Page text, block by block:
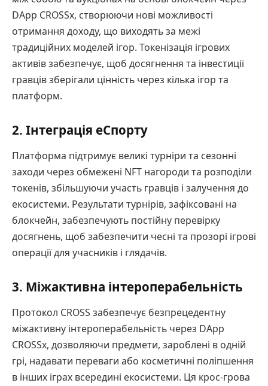
DApp CROSSx, створюючи нові можливості
отримання доходу, що виходять за межі
традиційних моделей ігор. Токенізація ігрових
активів забезпечує, щоб досягнення та інвестиції
гравців зберігали цінність через кілька ігор та
платформ.
2. Інтеграція еСпорту
Платформа підтримує великі турніри та сезонні
заходи через обмежені NFT нагороди та розподіли
токенів, збільшуючи участь гравців і залучення до
екосистеми. Результати турнірів, зафіксовані на
блокчейн, забезпечують постійну перевірку
досягнень, щоб забезпечити чесні та прозорі ігрові
операції для учасників і глядачів.
3. Міжактивна інтероперабельність
Протокол CROSS забезпечує безпрецедентну
міжактивну інтероперабельність через DApp
CROSSx, дозволяючи предмети, зароблені в одній
грі, надавати переваги або косметичні поліпшення
в інших іграх всередині екосистеми. Ця крос-грова